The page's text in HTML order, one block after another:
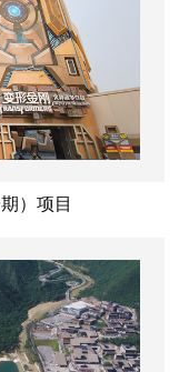
）项目